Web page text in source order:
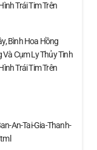
Trái Tim Trên
Bình Hoa Hồng
Và Cụm Ly Thủy Tinh
Trái Tim Trên
An-Tai-Gia-Thanh-